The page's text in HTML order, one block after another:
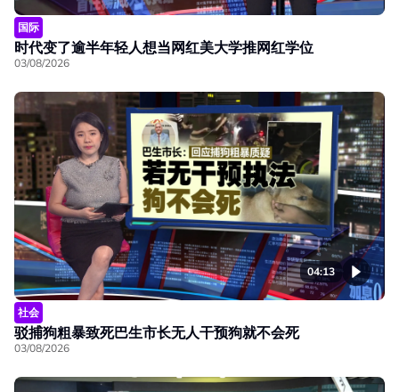
国际
时代变了逾半年轻人想当网红美大学推网红学位
03/08/2026
04:13
社会
驳捕狗粗暴致死巴生市长无人干预狗就不会死
03/08/2026